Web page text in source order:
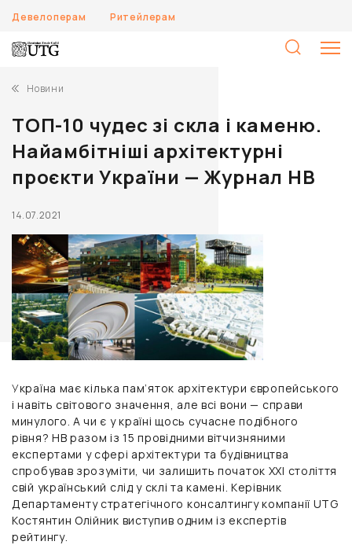
Девелоперам Ритейлерам
Новини
ТОП-10 чудес зі скла і каменю.
Найамбітніші архітектурні
проєкти України — Журнал НВ
14.07.2021
Україна має кілька пам’яток архітектури європейського
і навіть світового значення, але всі вони — справи
минулого. А чи є у країні щось сучасне подібного
рівня? НВ разом із 15 провідними вітчизняними
експертами у сфері архітектури та будівництва
спробував зрозуміти, чи залишить початок XXI століття
свій український слід у склі та камені. Керівник
Департаменту стратегічного консалтингу компанії UTG
Костянтин Олійник виступив одним із експертів
рейтингу.